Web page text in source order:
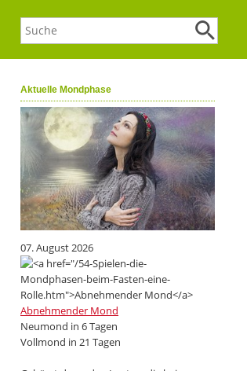
Aktuelle Mondphase
07. August 2026
Abnehmender Mond
Neumond in 6 Tagen
Vollmond in 21 Tagen